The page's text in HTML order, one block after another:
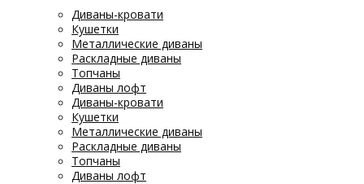
Диваны-кровати
Кушетки
Металлические диваны
Раскладные диваны
Топчаны
Диваны лофт
Диваны-кровати
Кушетки
Металлические диваны
Раскладные диваны
Топчаны
Диваны лофт